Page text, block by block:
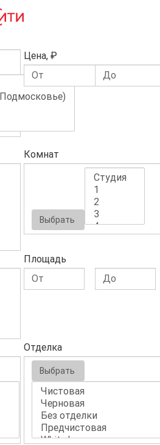
Цена, ₽
Комнат
Выбрать
Площадь
Отделка
Выбрать